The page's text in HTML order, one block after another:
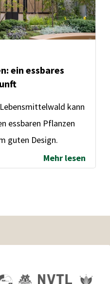
ein essbares
kann
essbaren Pflanzen
guten Design.
Mehr lesen